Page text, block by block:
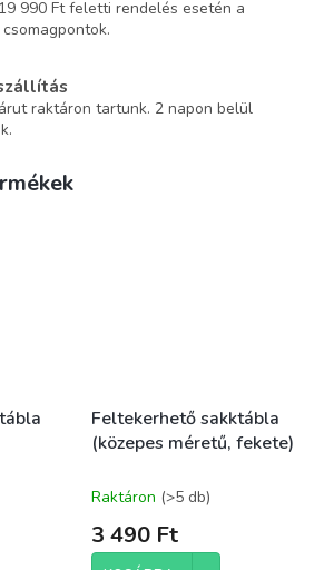
990 Ft feletti rendelés esetén a
raktáron tartunk. 2 napon belül
Feltekerhető sakktábla
(közepes méretű, fekete)
Raktáron (>5 db)
3 490 Ft